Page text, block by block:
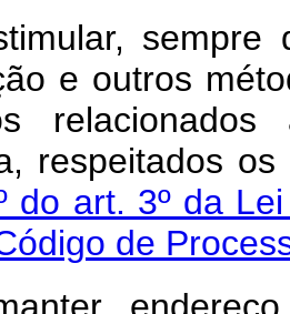
e outros
respeitados
do art. 3º da
de